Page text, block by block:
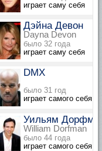
играет саму себя
Дэйна Девон
Dayna Devon
было 32 года
играет саму себя
DMX
было 31 год
играет самого себя
Уильям
William Dorfman
было 44 года
играет самого себя